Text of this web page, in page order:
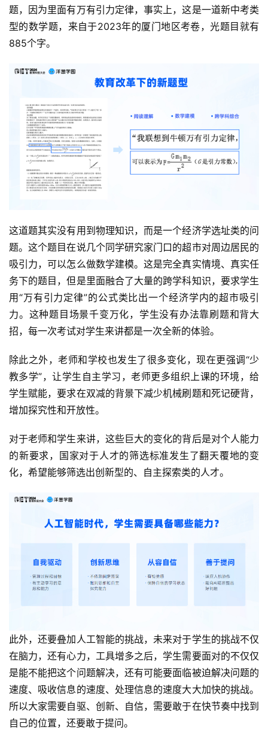
题，因为里面有万有引力定律，事实上，这是一道新中考类
型的数学题，来自于2023年的厦门地区考卷，光题目就有
885个字。
这道题其实没有用到物理知识，而是一个经济学选址类的问
题。这个题目在说几个同学研究家门口的超市对周边居民的
吸引力，可以怎么做数学建模。这是完全真实情境、真实任
务下的题目，但是里面融合了大量的跨学科知识，要求学生
用“万有引力定律”的公式类比出一个经济学内的超市吸引
力。这种题目场景千变万化，学生没有办法靠刷题和背大
招，每一次考试对学生来讲都是一次全新的体验。
除此之外，老师和学校也发生了很多变化，现在更强调“少
教多学”，让学生自主学习，老师更多组织上课的环境，给
学生赋能，要求在双减的背景下减少机械刷题和死记硬背，
增加探究性和开放性。
对于老师和学生来讲，这些巨大的变化的背后是对个人能力
的新要求，国家对于人才的筛选标准发生了翻天覆地的变
化，希望能够筛选出创新型的、自主探索类的人才。
此外，还要叠加人工智能的挑战，未来对于学生的挑战不仅
在脑力，还有心力，工具增多之后，学生需要面对的不仅仅
是能不能把这个问题解决，还有可能要面临被迫解决问题的
速度、吸收信息的速度、处理信息的速度大大加快的挑战。
所以大家需要自驱、创新、自信，需要敢于在快节奏中找到
自己的位置，还要敢于提问。